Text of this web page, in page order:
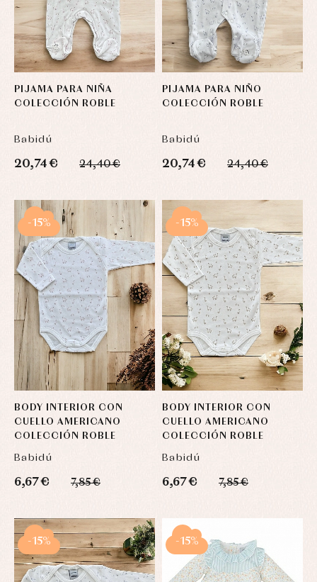
PIJAMA PARA NIÑA
COLECCIÓN ROBLE
Babidú
20,74 € 24,40 €
PIJAMA PARA NIÑO
COLECCIÓN ROBLE
Babidú
20,74 € 24,40 €
BODY INTERIOR CON
CUELLO AMERICANO
COLECCIÓN ROBLE
Babidú
6,67 € 7,85 €
-15%
BODY INTERIOR CON
CUELLO AMERICANO
COLECCIÓN ROBLE
Babidú
6,67 € 7,85 €
-15%
-15% -15%